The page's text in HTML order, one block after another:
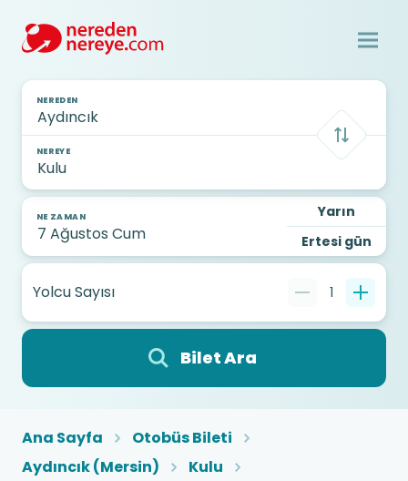
NEREDEN
NEREYE
NE ZAMAN
Yarın
Ertesi gün
Yolcu Sayısı 1
Bilet Ara
Ana Sayfa
Otobüs Bileti
Aydıncık (Mersin)
Kulu